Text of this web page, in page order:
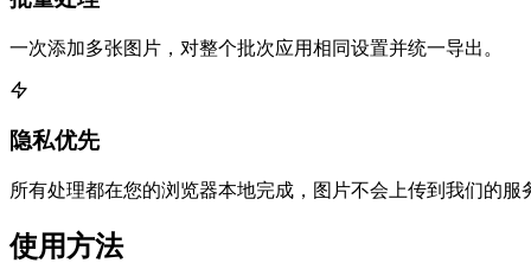
一次添加多张图片，对整个批次应用相同设置并统一导出。
隐私优先
所有处理都在您的浏览器本地完成，图片不会上传到我们的服
使用方法